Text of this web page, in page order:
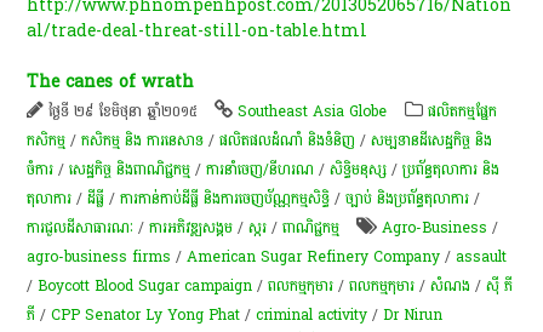
al/trade-deal-threat-still-on-table.html
The canes of wrath
ថ្ងៃទី ២៩ ខែមិថុនា ឆ្នាំ២០១៥ Southeast Asia Globe
​ផលិតកម្ម​ផ្នែក​
កសិកម្ម​ /កសិកម្ម​ និង​ ការ​នេ​សាទ​ /ផលិតផលដំណាំ និងទំនិញ /សម្បទានដីសេដ្ឋកិច្ច និង
ចំការ /សេដ្ឋកិច្ច និងពាណិជ្ជកម្ម /ការនាំចេញ/នីហរណ /សិទ្ធិមនុស្ស /ប្រព័ន្ធតុលាការ និង
តុលាការ /ដីធ្លី /ការកាន់កាប់​ដីធ្លី និង​ការចេញ​ប័ណ្ណកម្មសិទ្ធិ​ /ច្បាប់ និងប្រព័ន្ធតុលាការ /
ការជួលដីសាធារណៈ /ការ​អភិវឌ្ឍ​សង្គម /​ស្ករ /ពាណិជ្ជកម្ម Agro-Business /
agro-business firms /American Sugar Refinery Company /assault
/Boycott Blood Sugar campaign /ពលកម្ម​កុមារ /ពលកម្ម​កុមារ​ /សំណង /ស៊ី ភី
ភី /CPP Senator Ly Yong Phat /criminal activity /Dr Nirun